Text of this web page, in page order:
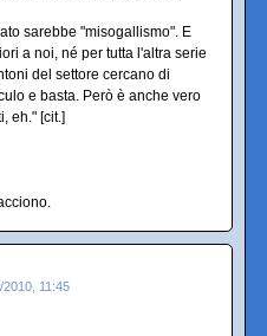
sarebbe "misogallismo". E
a noi, né per tutta l'altra serie
del settore cercano di
e basta. Però è anche vero
eh." [cit.]
2010, 11:45